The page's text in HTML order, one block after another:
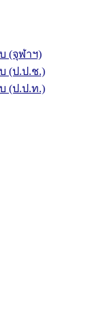
(จุฬาฯ)
(ป.ป.ช.)
(ป.ป.ท.)